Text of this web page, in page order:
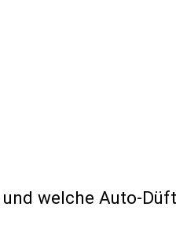
welche Auto-